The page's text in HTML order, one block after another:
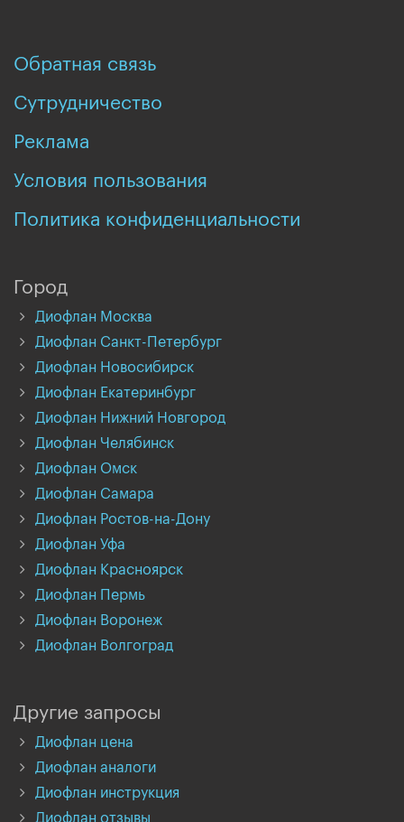
Обратная связь
Сутрудничество
Реклама
Условия пользования
Политика конфиденциальности
Город
Диофлан Москва
Диофлан Санкт-Петербург
Диофлан Новосибирск
Диофлан Екатеринбург
Диофлан Нижний Новгород
Диофлан Челябинск
Диофлан Омск
Диофлан Самара
Диофлан Ростов-на-Дону
Диофлан Уфа
Диофлан Красноярск
Диофлан Пермь
Диофлан Воронеж
Диофлан Волгоград
Другие запросы
Диофлан цена
Диофлан аналоги
Диофлан инструкция
Диофлан отзывы